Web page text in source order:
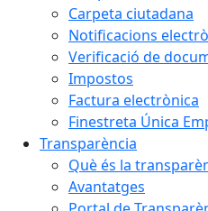
Carpeta ciutadana
Notificacions
Verificació de
Impostos
Factura electrònica
Finestreta Única
Transparència
Què és la
Avantatges